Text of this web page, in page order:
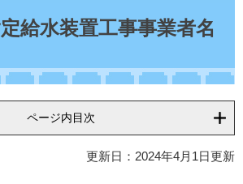
給水装置工事事業者名
ページ内目次
更新日：2024年4月1日更新